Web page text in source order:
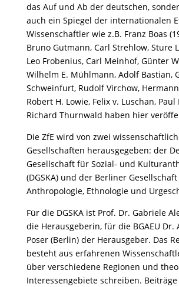
das Auf und Ab der deutschen,
auch ein Spiegel der internationalen
Wissenschaftler wie z.B. Franz Boas
Bruno Gutmann, Carl Strehlow, Sture
Leo Frobenius, Carl Meinhof, Günter
Wilhelm E. Mühlmann, Adolf Bastian,
Schweinfurt, Rudolf Virchow,
Robert H. Lowie, Felix v. Luschan,
Richard Thurnwald haben hier
Die ZfE wird von zwei
Gesellschaften herausgegeben: der
Gesellschaft für Sozial- und
(DGSKA) und der Berliner
Anthropologie, Ethnologie und
Für die DGSKA ist Prof. Dr. Gabriele
die Herausgeberin, für die BGAEU Dr.
Poser (Berlin) der Herausgeber. Das
besteht aus erfahrenen
über verschiedene Regionen und
Interessengebiete schreiben.